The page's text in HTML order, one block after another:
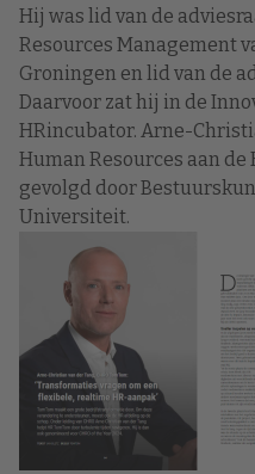
Hij was lid van de
Resources Management
Groningen en lid van de
Daarvoor zat hij in de
HRincubator. Arne-
Human Resources aan
gevolgd door
Universiteit.